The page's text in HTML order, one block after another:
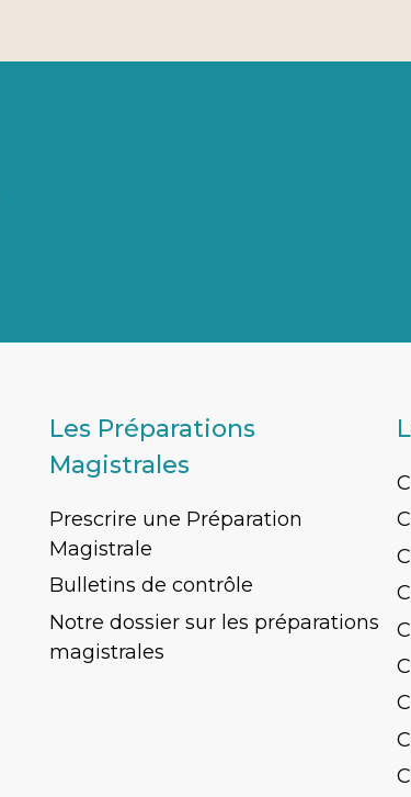
Les Préparations
Magistrales
Prescrire une Préparation
Magistrale
Bulletins de contrôle
Notre dossier sur les préparations
magistrales